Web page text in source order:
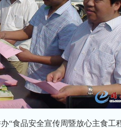
“食品安全宣传周暨放心主食工